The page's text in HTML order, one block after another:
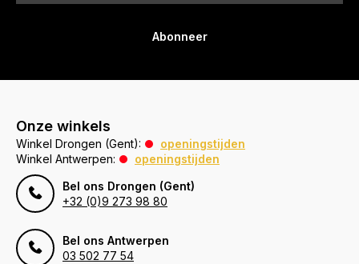
Abonneer
Onze winkels
Winkel Drongen (Gent):
openingstijden
Winkel Antwerpen:
openingstijden
Bel ons Drongen (Gent)
+32 (0)9 273 98 80
Bel ons Antwerpen
03 502 77 54